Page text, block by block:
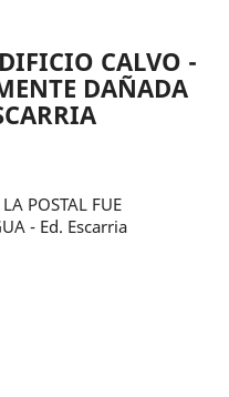
CALVO -
DAÑADA
POSTAL FUE
- Ed. Escarria